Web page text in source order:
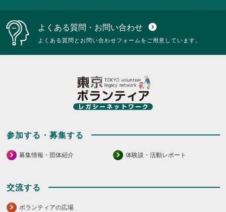
よくある質問・お問い合わせ expand_circle_down
よくある質問とお問い合わせフォームをご用意しています。
参加する・募集する
募集情報・団体紹介 体験談・活動レポート
交流する
ボランティアの広場